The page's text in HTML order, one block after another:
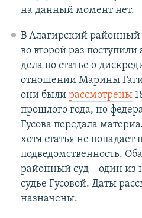
на данный момент нет.
В Алагирский районный
во второй раз
дела по статье о
отношении Марины
они были рассмотрены
прошлого года, но
Гусова передала
хотя статья не попадает
подведомственность.
районный суд – один из
судье Гусовой. Даты
назначены.